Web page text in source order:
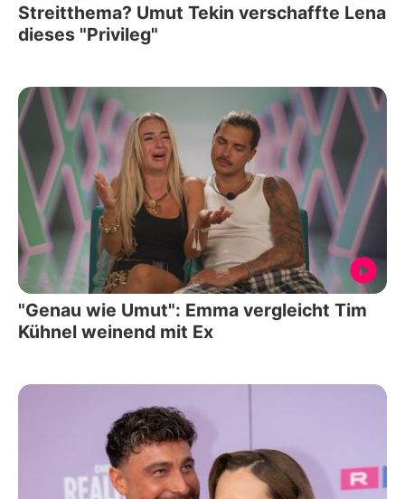
Streitthema? Umut Tekin verschaffte Lena
dieses "Privileg"
"Genau wie Umut": Emma vergleicht Tim
Kühnel weinend mit Ex